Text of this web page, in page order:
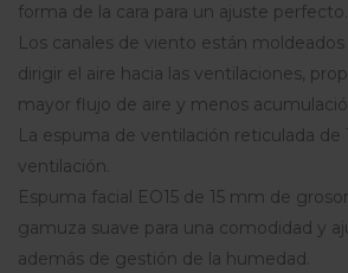
forma de la cara para un ajuste perfecto.
Los canales de viento están
dirigir el aire hacia las ventilaciones,
mayor flujo de aire y menos
La espuma de ventilación reticulada de
ventilación.
Espuma facial EO15 de 15 mm de
gamuza suave para una comodidad y
además de gestión de la humedad.